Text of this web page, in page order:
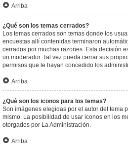
Arriba
¿Qué son los temas cerrados?
Los temas cerrados son temas donde los
encuestas allí contenidas terminaron
cerrados por muchas razones. Esta decisión
un moderador. Tal vez pueda cerrar sus
permisos que le hayan concedido los
Arriba
¿Qué son los iconos para los temas?
Son imágenes elegidas por el autor del tema
mismo. La posibilidad de usar iconos en los
otorgados por La Administración.
Arriba